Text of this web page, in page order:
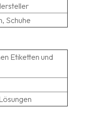
Schuhe
Etiketten und